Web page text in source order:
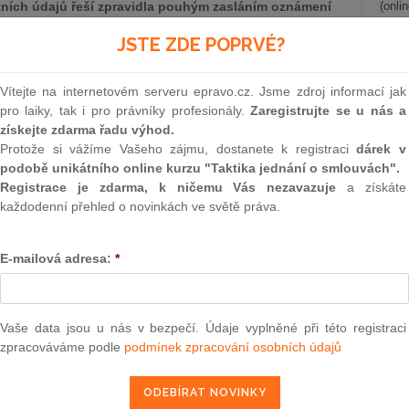
údajů řeší zpravidla pouhým zasláním oznámení
určité lhůty, zpravidla v řádu dnů, je změna pro
zapotřebí činit jakékoli další formálně právní kroky,
vztahy měnit dodatky.
dojít vůči třetím stranám, které nejsou ve smluvním
má vůči těmto osobám přímé finanční závazky. Jedná se
záruk, které banka vystavila.
dárek Vám zašleme aktuální online kurz na využití
umocněného začasto významnou výší takových závazků
JSTE ZDE POPRVÉ?
Vítejte na internetovém serveru epravo.cz. Jsme zdroj informací jak
pro laiky, tak i pro právníky profesionály.Zaregistrujte se u nás a
získejte zdarma řadu výhod.
Protože si vážíme Vašeho zájmu, dostanete k registracidárek v
podobě unikátního online kurzu "Taktika jednání o smlouvách".
Registrace je zdarma, k ničemu Vás nezavazuje a získáte
každodenní přehled o novinkách ve světě práva.
E-mailová adresa: *
Vaše data jsou u nás v bezpečí. Údaje vyplněné při této registraci
zpracováváme podle podmínek zpracování osobních údajů